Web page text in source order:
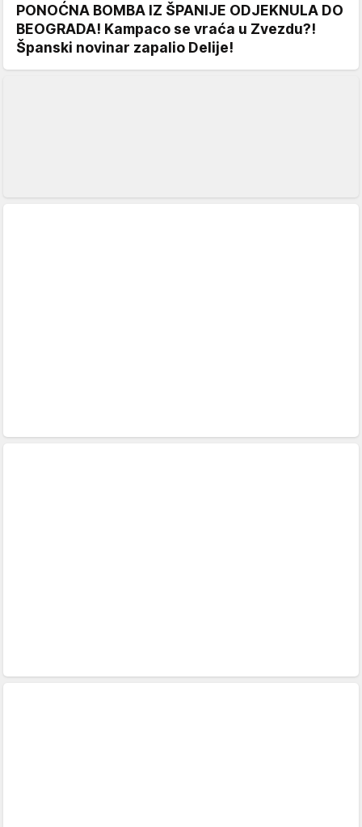
PONOĆNA BOMBA IZ ŠPANIJE ODJEKNULA DO
BEOGRADA! Kampaco se vraća u Zvezdu?!
Španski novinar zapalio Delije!